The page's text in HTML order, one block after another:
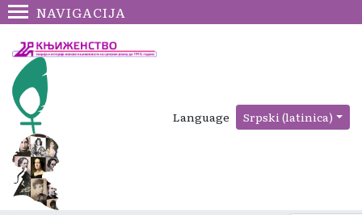
NAVIGACIJA
Language Srpski (latinica)